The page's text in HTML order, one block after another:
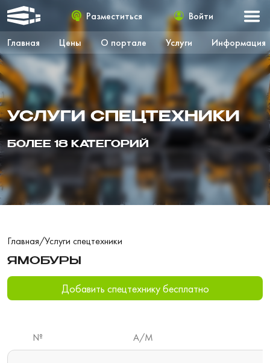
Главная Цены О портале Услуги Информация
Разместиться Войти
УСЛУГИ СПЕЦТЕХНИКИ
БОЛЕЕ 18 КАТЕГОРИЙ
Главная/Услуги спецтехники
ЯМОБУРЫ
Добавить спецтехнику бесплатно
№ А/М